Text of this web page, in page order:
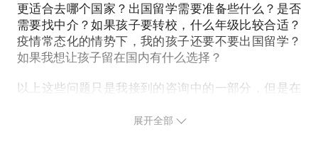
更适合去哪个国家？出国留学需要准备些什么？是否
需要找中介？如果孩子要转校，什么年级比较合适？
疫情常态化的情势下，我的孩子还要不要出国留学？
如果我想让孩子留在国内有什么选择？
以上这些问题只是我接到的咨询中的一部分，但是在
子的学业及升学规划，对于任何家庭来说都是一个重
展开全部